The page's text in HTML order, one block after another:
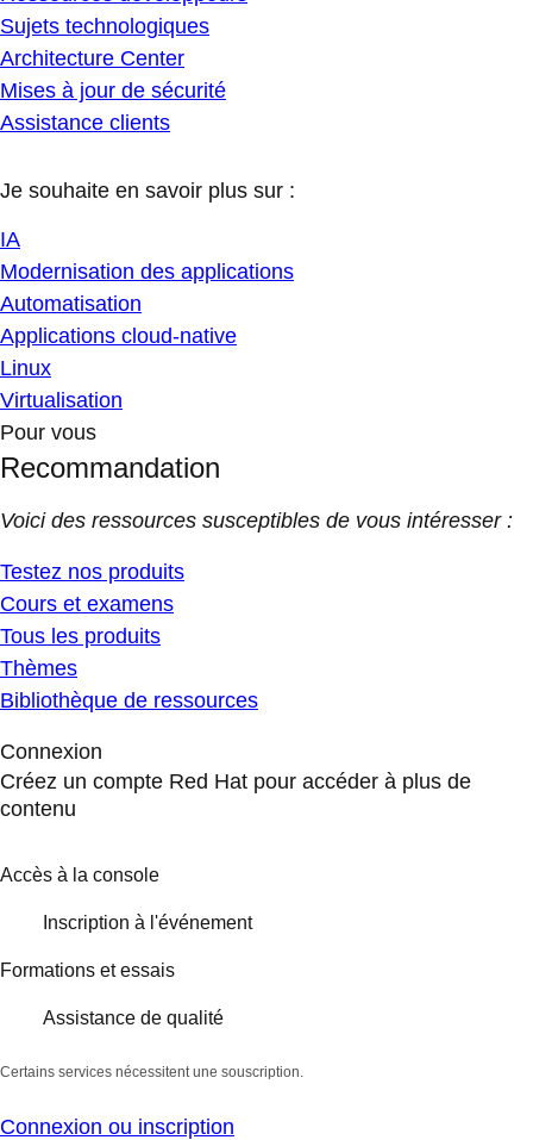
Sujets technologiques
Architecture Center
Mises à jour de sécurité
Assistance clients
Je souhaite en savoir plus sur :
IA
Modernisation des applications
Automatisation
Applications cloud-native
Linux
Virtualisation
Pour vous
Recommandation
Voici des ressources susceptibles de vous intéresser :
Testez nos produits
Cours et examens
Tous les produits
Thèmes
Bibliothèque de ressources
Connexion
Créez un compte Red Hat pour accéder à plus de
contenu
Accès à la console
Inscription à l'événement
Formations et essais
Assistance de qualité
Certains services nécessitent une souscription.
Connexion ou inscription